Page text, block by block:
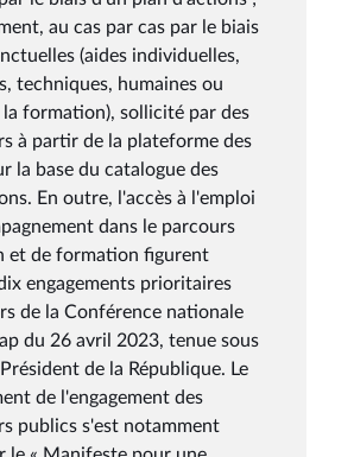
au cas par cas par le biais
(aides individuelles,
techniques, humaines ou
la formation), sollicité par des
à partir de la plateforme des
la base du catalogue des
En outre, l'accès à l'emploi
dans le parcours
et de formation figurent
engagements prioritaires
de la Conférence nationale
du 26 avril 2023, tenue sous
de la République. Le
de l'engagement des
publics s'est notamment